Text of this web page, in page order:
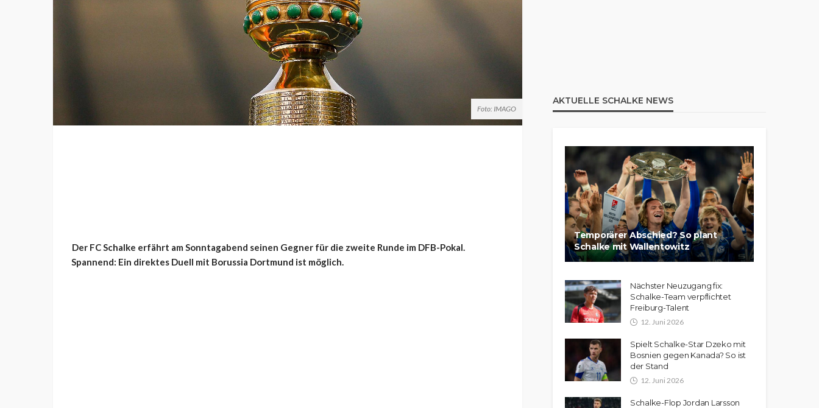
Foto: IMAGO
Der FC Schalke erfährt am Sonntagabend seinen Gegner für die zweite Runde im DFB-Pokal.
Spannend: Ein direktes Duell mit Borussia Dortmund ist möglich.
AKTUELLE SCHALKE NEWS
Temporärer Abschied? So plant
Schalke mit Wallentowitz
Nächster Neuzugang fix:
Schalke-Team verpflichtet
Freiburg-Talent
12. Juni 2026
Spielt Schalke-Star Dzeko mit
Bosnien gegen Kanada? So ist
der Stand
12. Juni 2026
Schalke-Flop Jordan Larsson